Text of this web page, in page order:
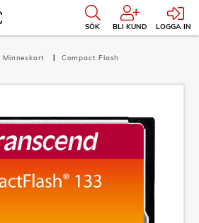
SÖK BLI KUND LOGGA IN
Minneskort Compact Flash